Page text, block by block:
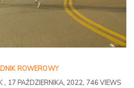
ROWEROWY
17 PAŹDZIERNIKA, 2022 746 VIEWS